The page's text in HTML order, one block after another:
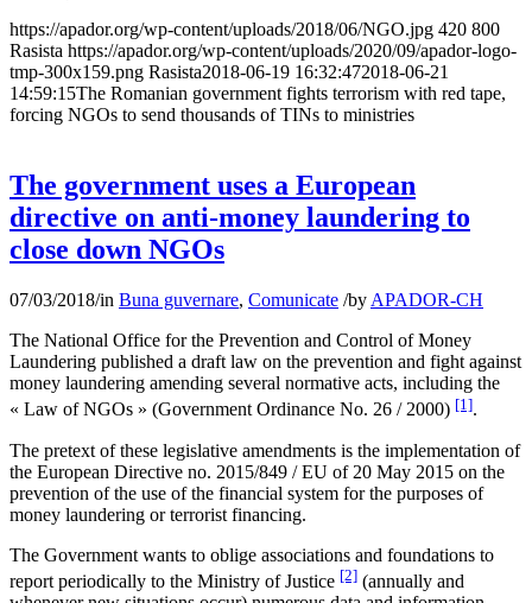
https://apador.org/wp-content/uploads/2018/06/NGO.jpg 420 800
Rasista https://apador.org/wp-content/uploads/2020/09/apador-logo-
tmp-300x159.png Rasista2018-06-19 16:32:472018-06-21
14:59:15The Romanian government fights terrorism with red tape,
forcing NGOs to send thousands of TINs to ministries
The government uses a European
directive on anti-money laundering to
close down NGOs
07/03/2018/in Buna guvernare, Comunicate /by APADOR-CH
The National Office for the Prevention and Control of Money
Laundering published a draft law on the prevention and fight against
money laundering amending several normative acts, including the
« Law of NGOs » (Government Ordinance No. 26 / 2000) [1].
The pretext of these legislative amendments is the implementation of
the European Directive no. 2015/849 / EU of 20 May 2015 on the
prevention of the use of the financial system for the purposes of
money laundering or terrorist financing.
The Government wants to oblige associations and foundations to
report periodically to the Ministry of Justice [2] (annually and